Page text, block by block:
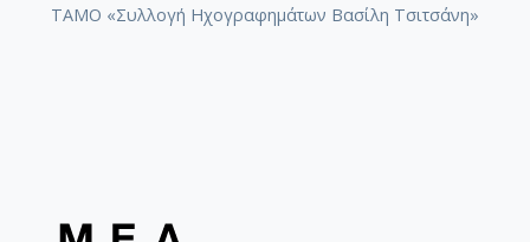
ΤΑΜΟ «Συλλογή Ηχογραφημάτων Βασίλη Τσιτσάνη»